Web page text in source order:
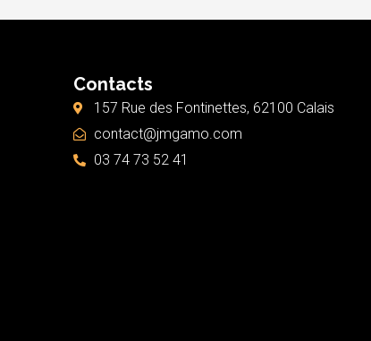
Contacts
157 Rue des Fontinettes, 62100 Calais
contact@jmgamo.com
03 74 73 52 41